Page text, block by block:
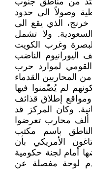
وصولاً الى حدود
خرنج، الذي يقع الى
ولا تشمل
وغرب الكويت
اليورانيوم الناضب
القومي لموارد حرب
المحاربين القدماء
لم يُضّمنوا فيها
إطلاق قذائف
وكان المركز قد
أعلن في عام 1998 أن نحو 400 ألف محارب تعرضوا
الناطق باسم مكتب
الأمريكي بأن
أمام لجنة حكومية
لوحة مفصلة عن